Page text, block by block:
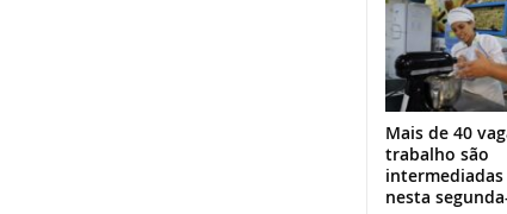
Mais de 40
trabalho são
intermediadas
nesta